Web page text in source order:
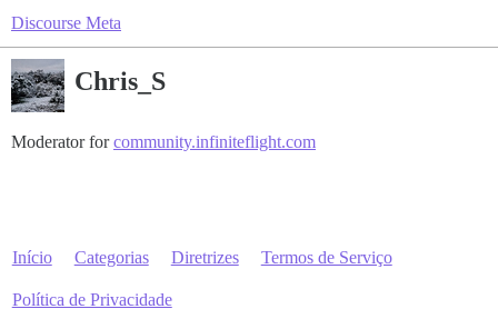
Discourse Meta
Chris_S
Moderator forcommunity.infiniteflight.com
Início Categorias Diretrizes Termos de Serviço
Política de Privacidade